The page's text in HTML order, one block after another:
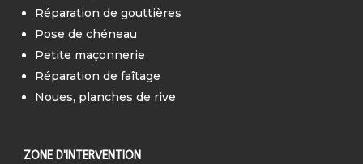
Réparation de gouttières
Pose de chéneau
Petite maçonnerie
Réparation de faîtage
Noues, planches de rive
ZONE D'INTERVENTION